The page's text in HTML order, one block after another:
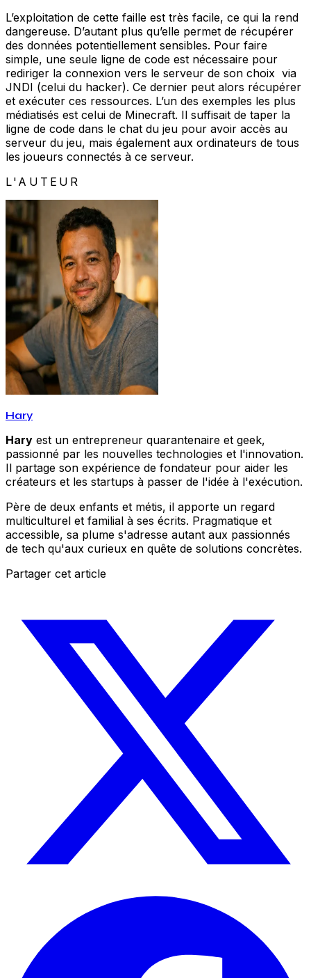
L’exploitation de cette faille est très facile, ce qui la rend
dangereuse. D’autant plus qu’elle permet de récupérer
des données potentiellement sensibles. Pour faire
simple, une seule ligne de code est nécessaire pour
rediriger la connexion vers le serveur de son choix via
JNDI (celui du hacker). Ce dernier peut alors récupérer
et exécuter ces ressources. L’un des exemples les plus
médiatisés est celui de Minecraft. Il suffisait de taper la
ligne de code dans le chat du jeu pour avoir accès au
serveur du jeu, mais également aux ordinateurs de tous
les joueurs connectés à ce serveur.
L'AUTEUR
Hary
Hary est un entrepreneur quarantenaire et geek,
passionné par les nouvelles technologies et l'innovation.
Il partage son expérience de fondateur pour aider les
créateurs et les startups à passer de l'idée à l'exécution.
Père de deux enfants et métis, il apporte un regard
multiculturel et familial à ses écrits. Pragmatique et
accessible, sa plume s'adresse autant aux passionnés
de tech qu'aux curieux en quête de solutions concrètes.
Partager cet article